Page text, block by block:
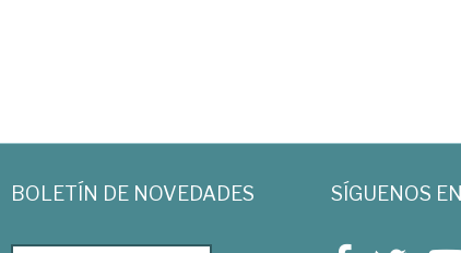
BOLETÍN DE NOVEDADES SÍGUENOS EN